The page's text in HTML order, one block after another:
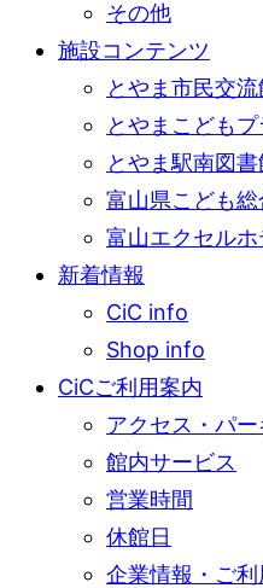
その他
施設コンテンツ
とやま市民交
とやまこども
とやま駅南図書
富山県こども
富山エクセルホ
新着情報
CiC info
Shop info
CiCご利用案内
アクセス・パ
館内サービス
営業時間
休館日
企業情報・ご